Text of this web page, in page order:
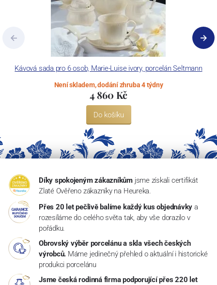
Kávová sada pro 6 osob, Marie-Luise ivory, porcelán Seltmann
Není skladem, dodání zhruba 4 týdny
4 860 Kč
Do košíku
Díky spokojeným zákazníkům jsme získali certifikát
Zlaté Ověřeno zákazníky na Heureka.
Přes 20 let pečlivě balíme každý kus objednávky a
rozesíláme do celého světa tak, aby vše dorazilo v
pořádku.
Obrovský výběr porcelánu a skla všech českých
výrobců. Máme jedinečný přehled o aktuální i historické
produkci porcelánu
Jsme česká rodinná firma podporující přes 220 let